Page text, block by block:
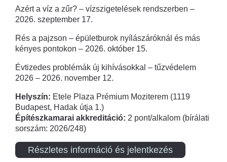
Azért a víz a zűr? – vízszigetelések rendszerben –
2026. szeptember 17.
Rés a pajzson – épületburok nyílászáróknál és más
kényes pontokon – 2026. október 15.
Évtizedes problémák új kihívásokkal – tűzvédelem
2026 – 2026. november 12.
Helyszín: Etele Plaza Prémium Moziterem (1119
Budapest, Hadak útja 1.)
Építészkamarai akkreditáció: 2 pont/alkalom (bírálati
sorszám: 2026/248)
Részletes információ és jelentkezés